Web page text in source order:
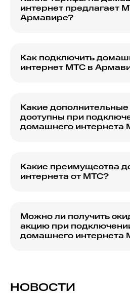
интернет предлагает
Армавире?
Как подключить
интернет МТС в
продаж.
Какие дополнительные
доступны при
домашнего интернета
или увеличение скорости.
Какие преимущества
интернета от МТС?
Можно ли получить
акцию при
домашнего интернета
НОВОСТИ